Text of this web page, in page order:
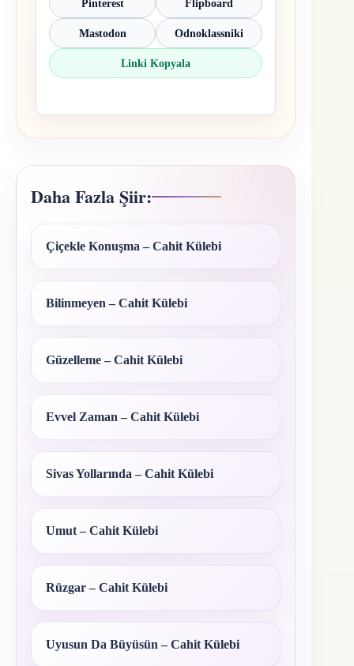
Pinterest Flipboard
Mastodon Odnoklassniki
Linki Kopyala
Daha Fazla Şiir:
Çiçekle Konuşma – Cahit Külebi
Bilinmeyen – Cahit Külebi
Güzelleme – Cahit Külebi
Evvel Zaman – Cahit Külebi
Sivas Yollarında – Cahit Külebi
Umut – Cahit Külebi
Rüzgar – Cahit Külebi
Uyusun Da Büyüsün – Cahit Külebi